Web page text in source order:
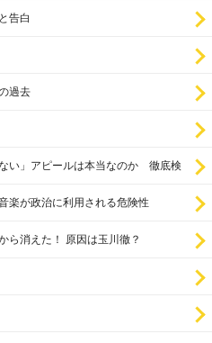
告白
過去
い」アピールは本当なのか 徹底検
楽が政治に利用される危険性
ら消えた！ 原因は玉川徹？